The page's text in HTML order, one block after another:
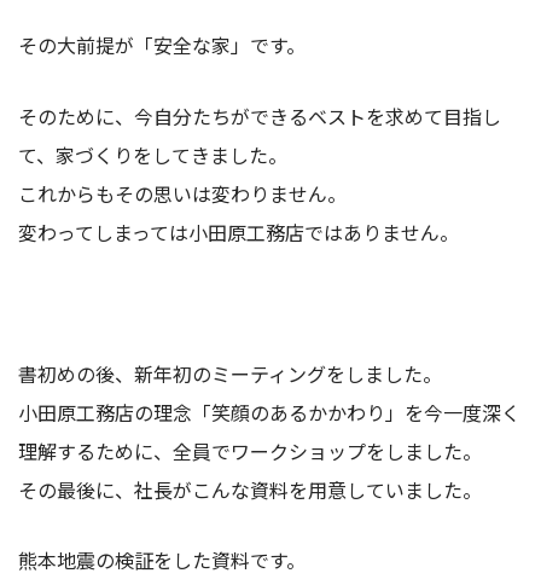
その大前提が「安全な家」です。
そのために、今自分たちができるベストを求めて目指し
て、家づくりをしてきました。
これからもその思いは変わりません。
変わってしまっては小田原工務店ではありません。
書初めの後、新年初のミーティングをしました。
小田原工務店の理念「笑顔のあるかかわり」を今一度深く
理解するために、全員でワークショップをしました。
その最後に、社長がこんな資料を用意していました。
熊本地震の検証をした資料です。